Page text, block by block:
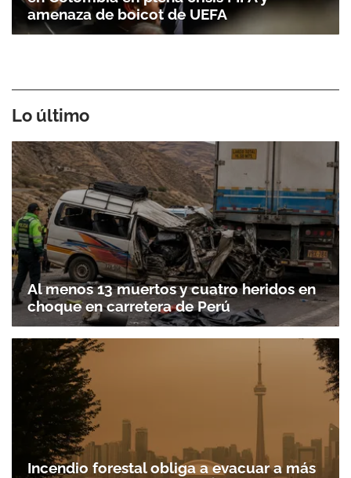
Gracias por suscribirte a nuestro boletín.
ACEPTAR
amenaza de boicot de UEFA
Lo último
Al menos 13 muertos y cuatro heridos en
choque en carretera de Perú
Incendio forestal obliga a evacuar a más